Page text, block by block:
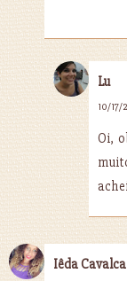
Lu
10/17/
Oi,
Iêda